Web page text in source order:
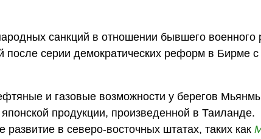
санкций в отношении бывшего военного
серии демократических реформ в Бирме с
и газовые возможности у берегов
продукции, произведенной в Таиланде.
в северо-восточных штатах, таких как